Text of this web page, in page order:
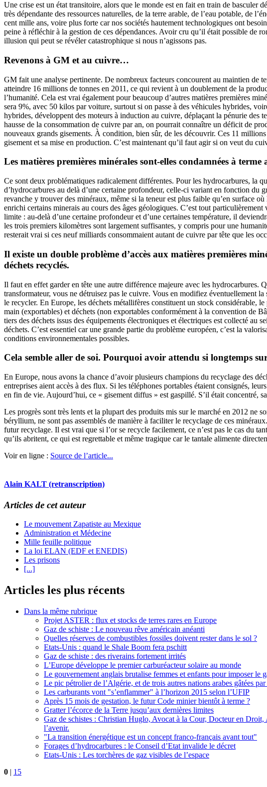
Une crise est un état transitoire, alors que le monde est en fait en train de basculer
très dépendante des ressources naturelles, de la terre arable, de l’eau potable, de
cent mille ans, voire plus forte car nos sociétés hautement technologiques ont
peine à réfléchir à la gestion de ces dépendances. Avoir cru qu’il était possible de
illusion qui peut se révéler catastrophique si nous n’agissons pas.
Revenons à GM et au cuivre…
GM fait une analyse pertinente. De nombreux facteurs concourent au maintien de
atteindre 16 millions de tonnes en 2011, ce qui revient à un doublement de la
l’humanité. Cela est vrai également pour beaucoup d’autres matières premières
sera 9%, avec 50 kilos par voiture, surtout si on passe à des véhicules hybrides,
hybrides, développent des moteurs à induction au cuivre, déplaçant la pénurie
hausse de la consommation de cuivre par an, on pourrait connaître un déficit de
nouveaux grands gisements. À condition, bien sûr, de les découvrir. Ces 11
gisement et sa mise en production. C’est maintenant qu’il faut agir si on veut du
Les matières premières minérales sont-elles condamnées à
Ce sont deux problématiques radicalement différentes. Pour les hydrocarbures, la
d’hydrocarbures au delà d’une certaine profondeur, celle-ci variant en fonction du
revanche y trouver des minéraux, même si la teneur est plus faible qu’en surface
enrichi certains minerais au cours des âges géologiques. C’est tout
limite : au-delà d’une certaine profondeur et d’une certaines température, il
les trois premiers kilomètres sont largement suffisantes, y compris pour une
resterait vrai si ces neuf milliards consommaient autant de cuivre par tête que les
Il existe un double problème d’accès aux matières premières
déchets recyclés.
Il faut en effet garder en tête une autre différence majeure avec les hydrocarbures.
transformateur, vous ne détruisez pas le cuivre. Vous en modifiez éventuellement
le recycler. En Europe, les déchets métallifères constituent un stock considérable,
main (exportables) et déchets (non exportables conformément à la convention de
tiers des déchets issus des équipements électroniques et électriques est collecté
déchets. C’est essentiel car une grande partie du problème européen, c’est la
conditions environnementales possibles.
Cela semble aller de soi. Pourquoi avoir attendu si longtemps
En Europe, nous avons la chance d’avoir plusieurs champions du recyclage des
entreprises aient accès à des flux. Si les téléphones portables étaient consignés,
en fin de vie. Aujourd’hui, ce « gisement diffus » est gaspillé. S’il était concentré,
Les progrès sont très lents et la plupart des produits mis sur le marché en 2012 ne
béryllium, ne sont pas assemblés de manière à faciliter le recyclage de ces
futur recyclage. Il est vrai que si l’or se recycle facilement, ce n’est pas le cas du
qu’ils abritent, ce qui est regrettable et même tragique car le tantale alimente
Voir en ligne : Source de l’article...
Alain KALT (retranscription)
Articles de cet auteur
Le mouvement Zapatiste au Mexique
Administration et Médecine
Mille feuille politique
La loi ELAN (EDF et ENEDIS)
Les prisons
[...]
Articles les plus récents
Dans la même rubrique
Projet ASTER : flux et stocks de terres rares en Europe
Gaz de schiste : Le nouveau rêve américain anéanti
Quelles réserves de combustibles fossiles doivent rester dans le sol ?
Etats-Unis : quand le Shale Boom fera pschitt
Gaz de schiste : des riverains fortement irrités
L’Europe développe le premier carburéacteur solaire au monde
Le gouvernement anglais brutalise femmes et enfants pour imposer le
Le pic pétrolier de l’Algérie, et de trois autres nations arabes gâtées
Les carburants vont "s’enflammer" à l’horizon 2015 selon l’UFIP
Après 15 mois de gestation, le futur Code minier bientôt à terme ?
Gratter l’écorce de la Terre jusqu’aux dernières limites
Gaz de schistes : Christian Huglo, Avocat à la Cour, Docteur en
l’avenir.
"La transition énergétique est un concept franco-français avant tout"
Forages d’hydrocarbures : le Conseil d’Etat invalide le décret
Etats-Unis : Les torchères de gaz visibles de l’espace
0 | 15